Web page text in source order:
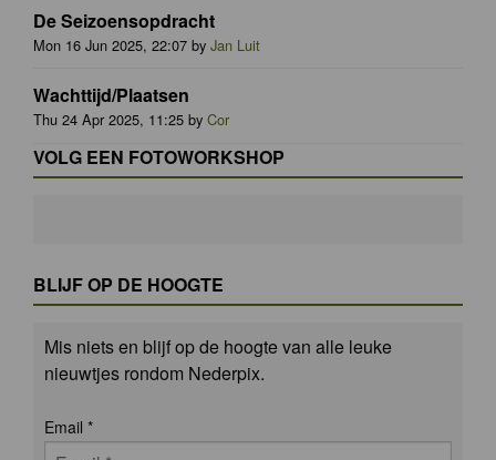
De Seizoensopdracht
Mon 16 Jun 2025, 22:07 by Jan Luit
Wachttijd/Plaatsen
Thu 24 Apr 2025, 11:25 by Cor
VOLG EEN FOTOWORKSHOP
BLIJF OP DE HOOGTE
Mis niets en blijf op de hoogte van alle leuke
nieuwtjes rondom Nederpix.
Email *